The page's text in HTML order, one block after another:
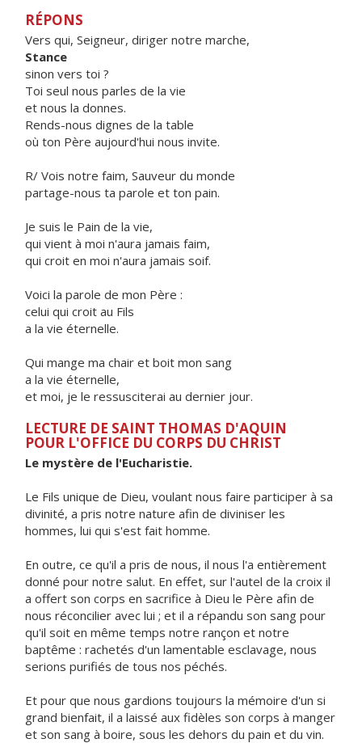
RÉPONS
Vers qui, Seigneur, diriger notre marche,
Stance
sinon vers toi ?
Toi seul nous parles de la vie
et nous la donnes.
Rends-nous dignes de la table
où ton Père aujourd'hui nous invite.
R/ Vois notre faim, Sauveur du monde
partage-nous ta parole et ton pain.
Je suis le Pain de la vie,
qui vient à moi n'aura jamais faim,
qui croit en moi n'aura jamais soif.
Voici la parole de mon Père :
celui qui croit au Fils
a la vie éternelle.
Qui mange ma chair et boit mon sang
a la vie éternelle,
et moi, je le ressusciterai au dernier jour.
LECTURE DE SAINT THOMAS D'AQUIN
POUR L'OFFICE DU CORPS DU CHRIST
Le mystère de l'Eucharistie.
Le Fils unique de Dieu, voulant nous faire participer à sa
divinité, a pris notre nature afin de diviniser les
hommes, lui qui s'est fait homme.
En outre, ce qu'il a pris de nous, il nous l'a entièrement
donné pour notre salut. En effet, sur l'autel de la croix il
a offert son corps en sacrifice à Dieu le Père afin de
nous réconcilier avec lui ; et il a répandu son sang pour
qu'il soit en même temps notre rançon et notre
baptême : rachetés d'un lamentable esclavage, nous
serions purifiés de tous nos péchés.
Et pour que nous gardions toujours la mémoire d'un si
grand bienfait, il a laissé aux fidèles son corps à manger
et son sang à boire, sous les dehors du pain et du vin.